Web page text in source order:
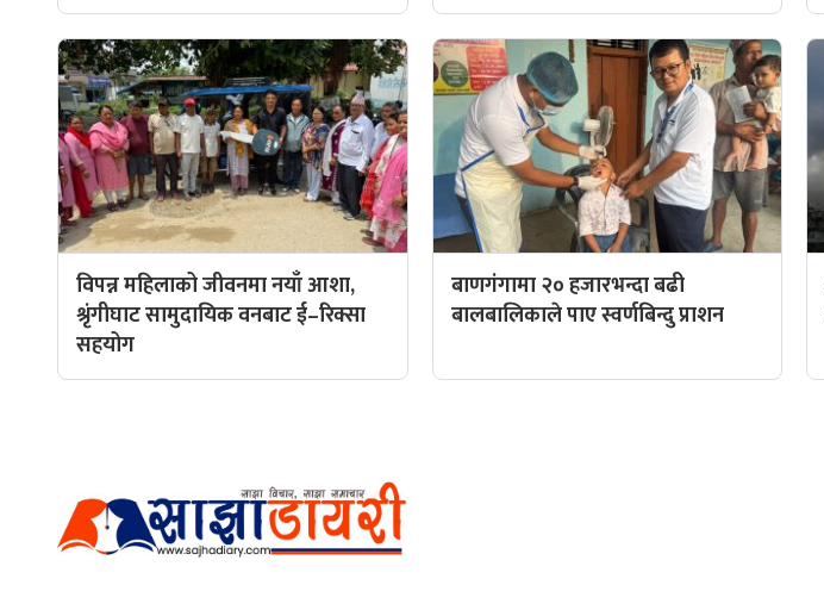
विपन्न महिलाको जीवनमा नयाँ आशा,
श्रृंगीघाट सामुदायिक वनबाट ई–रिक्सा
सहयोग
बाणगंगामा २० हजारभन्दा बढी
बालबालिकाले पाए स्वर्णबिन्दु प्राशन